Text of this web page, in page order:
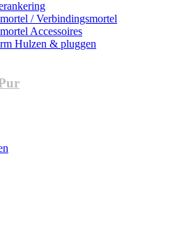
/ Verbindingsmortel
Accessoires
Hulzen & pluggen